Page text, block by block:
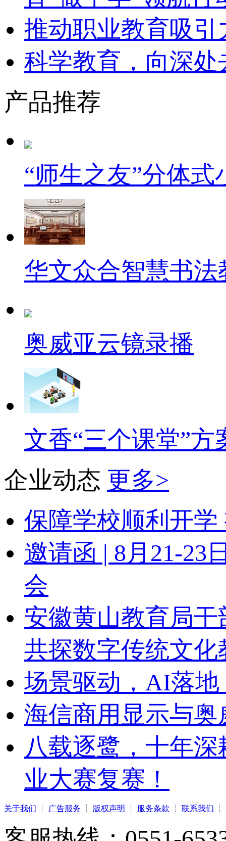
推动职业教育吸引
科学教育，向深
产品推荐
“师生之友”分体
华文众合智慧书法
奥威亚云镜录播
文香“三个课堂”方
企业动态 更多>
保障学校顺利开
邀请函 | 8月21-23
会
安徽黄山教育局
共探数字传统文化
场景驱动，AI落
海信商用显示与
八载逐鹭，十年
业大赛复赛！
关于我们 ┊ 广告服务 ┊ 版权声明 ┊ 服务条款 ┊ 联系我们 ┊